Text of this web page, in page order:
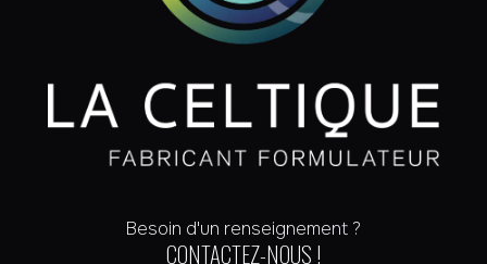
Besoin d'un renseignement ?
CONTACTEZ-NOUS !